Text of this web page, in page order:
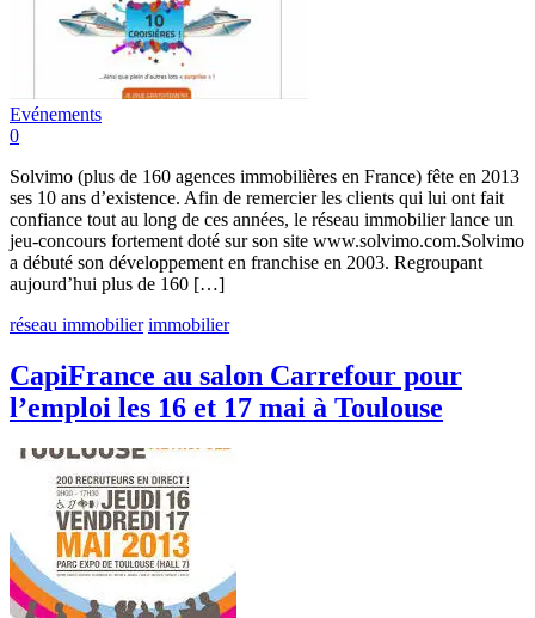
Evénements
0
Solvimo (plus de 160 agences immobilières en France) fête en 2013
ses 10 ans d’existence. Afin de remercier les clients qui lui ont fait
confiance tout au long de ces années, le réseau immobilier lance un
jeu-concours fortement doté sur son site www.solvimo.com.Solvimo
a débuté son développement en franchise en 2003. Regroupant
aujourd’hui plus de 160 […]
réseau immobilier immobilier
CapiFrance au salon Carrefour pour
l’emploi les 16 et 17 mai à Toulouse